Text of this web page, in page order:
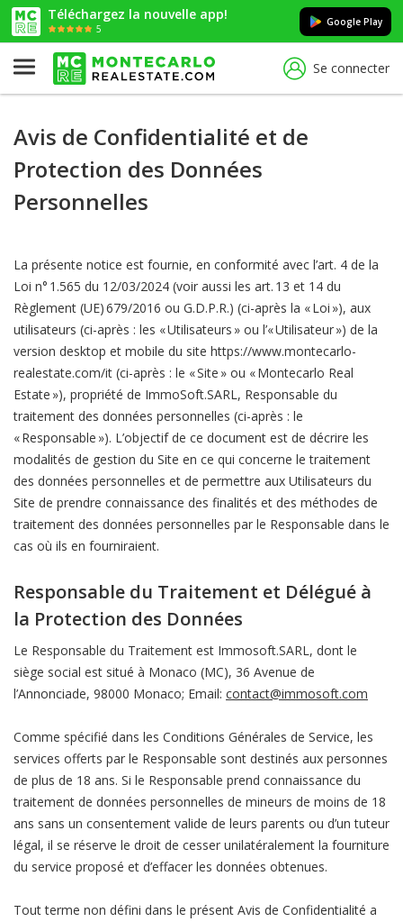
Téléchargez la nouvelle app!
5
Google Play
Se connecter
Avis de Confidentialité et de
Protection des Données
Personnelles
La présente notice est fournie, en conformité avec l’art. 4 de la
Loi n° 1.565 du 12/03/2024 (voir aussi les art. 13 et 14 du
Règlement (UE) 679/2016 ou G.D.P.R.) (ci-après la « Loi »), aux
utilisateurs (ci-après : les « Utilisateurs » ou l’« Utilisateur ») de la
version desktop et mobile du site https://www.montecarlo-
realestate.com/it (ci-après : le « Site » ou « Montecarlo Real
Estate »), propriété de ImmoSoft.SARL, Responsable du
traitement des données personnelles (ci-après : le
« Responsable »). L’objectif de ce document est de décrire les
modalités de gestion du Site en ce qui concerne le traitement
des données personnelles et de permettre aux Utilisateurs du
Site de prendre connaissance des finalités et des méthodes de
traitement des données personnelles par le Responsable dans le
cas où ils en fourniraient.
Responsable du Traitement et Délégué à
la Protection des Données
Le Responsable du Traitement est Immosoft.SARL, dont le
siège social est situé à Monaco (MC), 36 Avenue de
l’Annonciade, 98000 Monaco; Email: contact@immosoft.com
Comme spécifié dans les Conditions Générales de Service, les
services offerts par le Responsable sont destinés aux personnes
de plus de 18 ans. Si le Responsable prend connaissance du
traitement de données personnelles de mineurs de moins de 18
ans sans un consentement valide de leurs parents ou d’un tuteur
légal, il se réserve le droit de cesser unilatéralement la fourniture
du service proposé et d’effacer les données obtenues.
Tout terme non défini dans le présent Avis de Confidentialité a